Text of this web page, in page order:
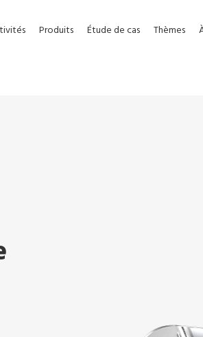
Produits Étude de cas Thèmes